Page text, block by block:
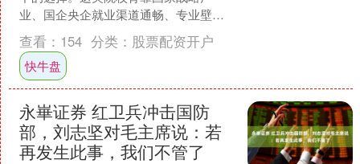
业、国企央企就业渠道通畅、专业壁垒
高、行业认可度稳定，不管是想走顶尖
科研路线，还是求一份稳定体....
查看： 154 分类： 股票配资开户
快牛盘
永崋证券 红卫兵冲击国防
部，刘志坚对毛主席说：若
再发生此事，我们不管了